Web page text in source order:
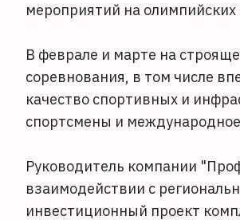
мероприятий на олимпийских
В феврале и марте на
соревнования, в том числе
качество спортивных и
спортсмены и
Руководитель компании
взаимодействии с
инвестиционный проект